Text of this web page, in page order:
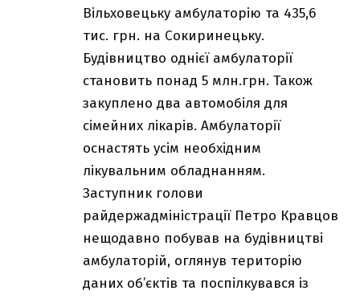
Вільховецьку амбулаторію та 435,6
тис. грн. на Сокиринецьку.
Будівництво однієї амбулаторії
становить понад 5 млн.грн. Також
закуплено два автомобіля для
сімейних лікарів. Амбулаторії
оснастять усім необхідним
лікувальним обладнанням.
Заступник голови
райдержадміністрації Петро Кравцов
нещодавно побував на будівництві
амбулаторій, оглянув територію
даних об’єктів та поспілкувався із